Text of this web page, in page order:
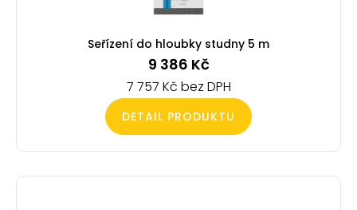
Seřízení do hloubky studny 5 m
9 386 Kč
7 757 Kč
DETAIL PRODUKTU